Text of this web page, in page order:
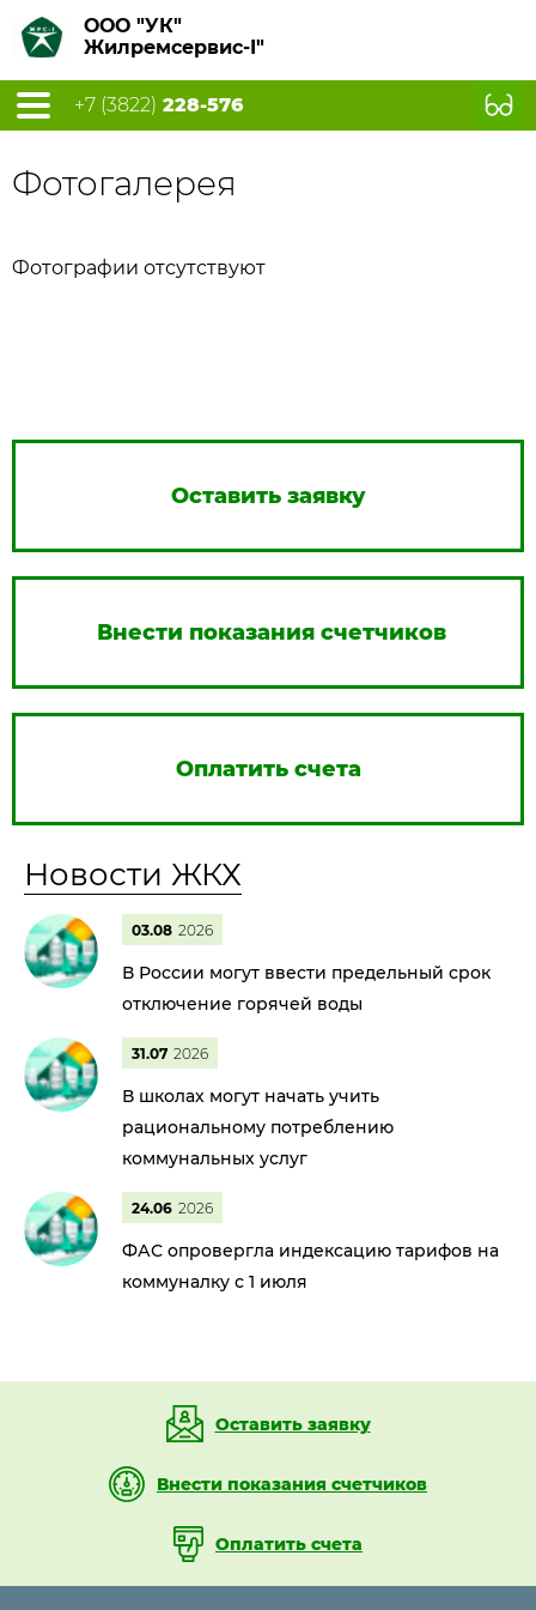
ООО "УК"
Жилремсервис-I"
+7 (3822) 228-576
Фотогалерея
Фотографии отсутствуют
Оставить заявку
Внести показания счетчиков
Оплатить счета
Новости ЖКХ
03.08 2026
В России могут ввести предельный срок
отключение горячей воды
31.07 2026
В школах могут начать учить
рациональному потреблению
коммунальных услуг
24.06 2026
ФАС опровергла индексацию тарифов на
коммуналку с 1 июля
Оставить заявку
Внести показания счетчиков
Оплатить счета